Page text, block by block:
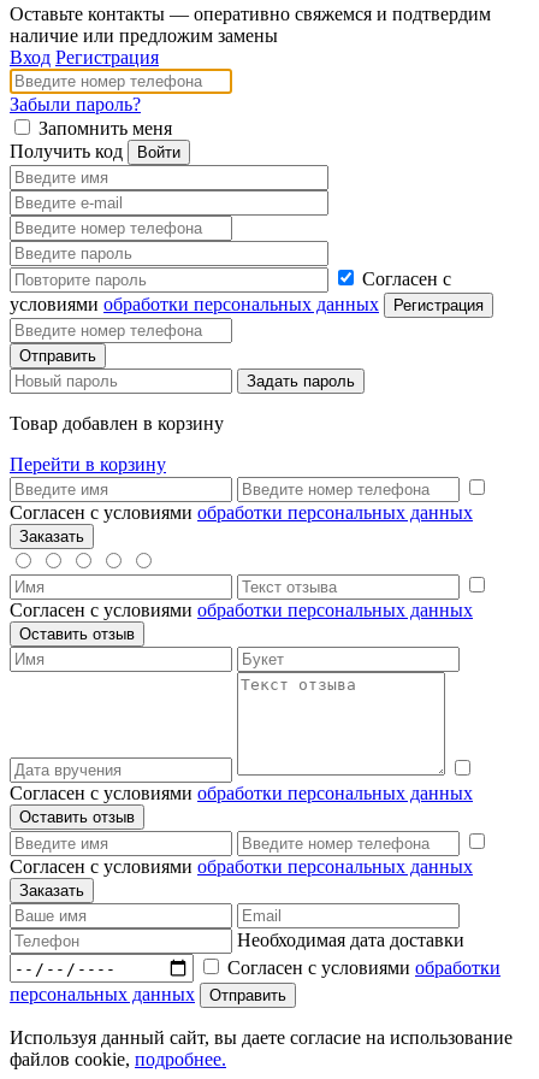
Оставьте контакты — оперативно свяжемся и подтвердим
наличие или предложим замены
Вход Регистрация
Забыли пароль?
Запомнить меня
Получить код
Согласен с
условиями обработки персональных данных
Товар добавлен в корзину
Перейти в корзину
Согласен с условиями обработки персональных данных
Согласен с условиями обработки персональных данных
Согласен с условиями обработки персональных данных
Согласен с условиями обработки персональных данных
Необходимая дата доставки
Согласен с условиями обработки
персональных данных
Используя данный сайт, вы даете согласие на использование
файлов cookie, подробнее.